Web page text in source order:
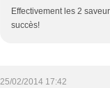
Effectivement les 2
succès!
25/02/2014 17:42